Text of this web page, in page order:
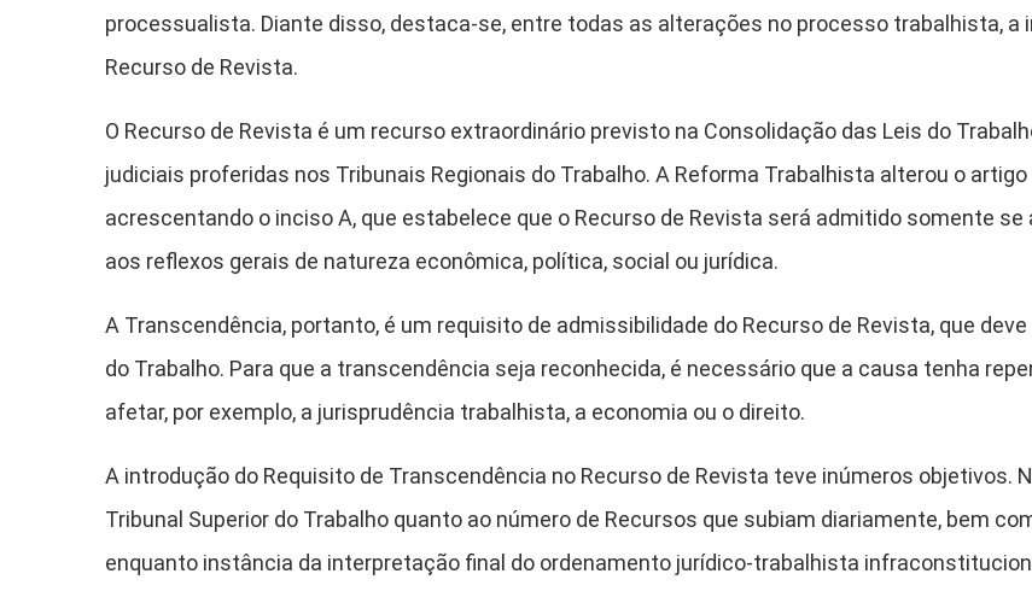
processualista. Diante disso, destaca-se, entre todas as alterações no processo trabalhista, a
Recurso de Revista.
O Recurso de Revista é um recurso extraordinário previsto na Consolidação das Leis do
judiciais proferidas nos Tribunais Regionais do Trabalho. A Reforma Trabalhista alterou o
acrescentando o inciso A, que estabelece que o Recurso de Revista será admitido somente
aos reflexos gerais de natureza econômica, política, social ou jurídica.
A Transcendência, portanto, é um requisito de admissibilidade do Recurso de Revista, que
do Trabalho. Para que a transcendência seja reconhecida, é necessário que a causa tenha
afetar, por exemplo, a jurisprudência trabalhista, a economia ou o direito.
A introdução do Requisito de Transcendência no Recurso de Revista teve inúmeros objetivos.
Tribunal Superior do Trabalho quanto ao número de Recursos que subiam diariamente, bem
enquanto instância da interpretação final do ordenamento jurídico-trabalhista